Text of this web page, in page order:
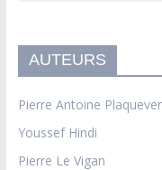
AUTEURS
Pierre Antoine
Youssef Hindi
Pierre Le Vigan